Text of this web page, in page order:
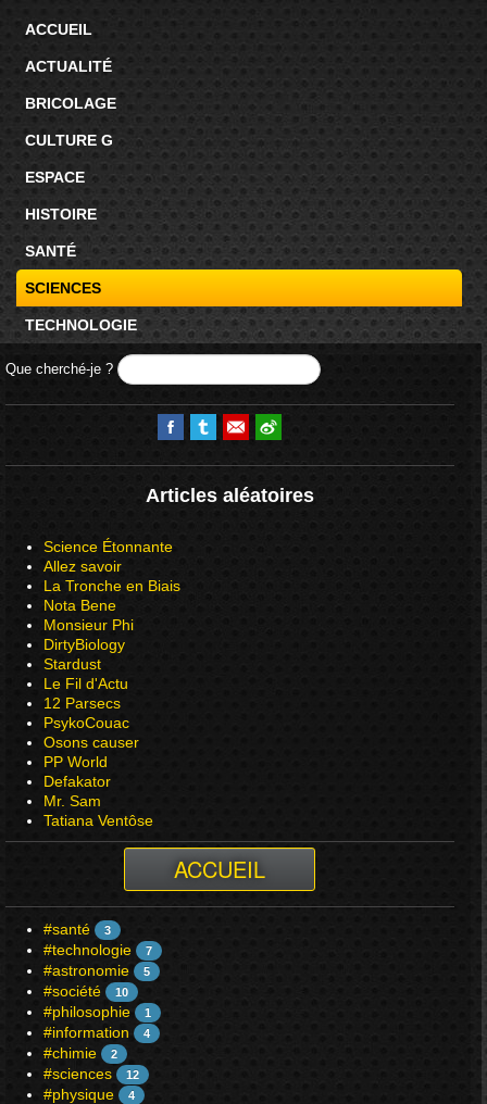
ACCUEIL
ACTUALITÉ
BRICOLAGE
CULTURE G
ESPACE
HISTOIRE
SANTÉ
SCIENCES
TECHNOLOGIE
Que cherché-je ?
Articles aléatoires
Science Étonnante
Allez savoir
La Tronche en Biais
Nota Bene
Monsieur Phi
DirtyBiology
Stardust
Le Fil d'Actu
12 Parsecs
PsykoCouac
Osons causer
PP World
Defakator
Mr. Sam
Tatiana Ventôse
ACCUEIL
#santé 3
#technologie 7
#astronomie 5
#société 10
#philosophie 1
#information 4
#chimie 2
#sciences 12
#physique 4